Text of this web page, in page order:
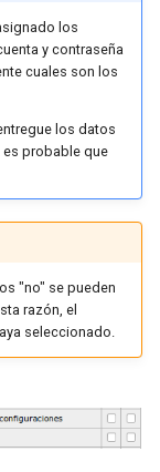
los
y contraseña
cuales son los
los datos
es probable que
"no" se pueden
razón, el
seleccionado.